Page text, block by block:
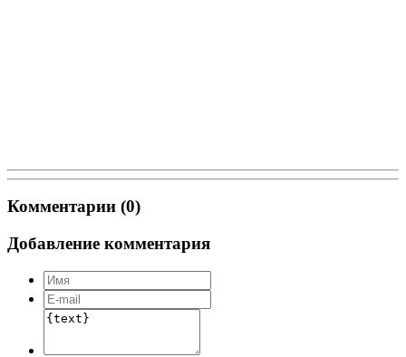
Комментарии (0)
Добавление комментария